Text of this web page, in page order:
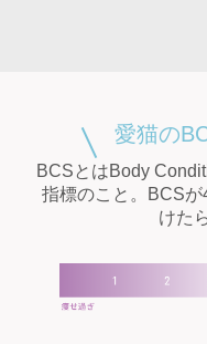
愛猫の
BCSとはBody
指標のこと。BCS
けた